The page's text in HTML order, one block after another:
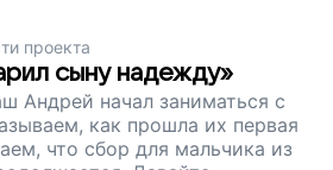
проекта
сыну надежду»
Андрей начал заниматься с
как прошла их первая
что сбор для мальчика из